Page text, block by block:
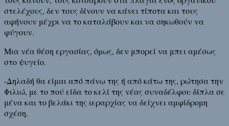
στελέχους, δεν τους δίνουν να κάνει τίποτα και τους
αφήνουν μέχρι να το καταλάβουν και να σηκωθούν να
φύγουν.
Μια νέα θέση εργασίας, όμως, δεν μπορεί να μπει αμέσως
στο ψυγείο.
-Δηλαδή θα είμαι από πάνω της ή από κάτω της, ρώτησα την
Φιλιώ, με το πού είδα το κελί της νέας συναδέλφου δίπλα σε
μένα και το βελάκι της ιεραρχίας να δείχνει αμφίδρομη
σχέση.